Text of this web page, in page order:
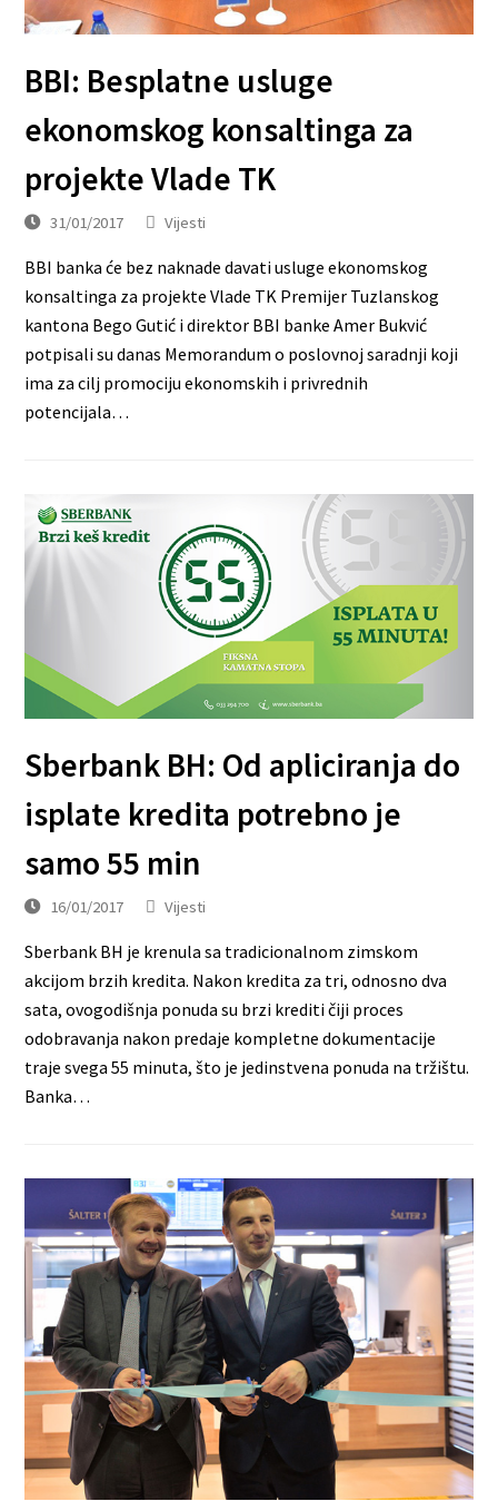
BBI: Besplatne usluge
ekonomskog konsaltinga za
projekte Vlade TK
31/01/2017 Vijesti
BBI banka će bez naknade davati usluge ekonomskog
konsaltinga za projekte Vlade TK Premijer Tuzlanskog
kantona Bego Gutić i direktor BBI banke Amer Bukvić
potpisali su danas Memorandum o poslovnoj saradnji koji
ima za cilj promociju ekonomskih i privrednih
potencijala…
Sberbank BH: Od apliciranja do
isplate kredita potrebno je
samo 55 min
16/01/2017 Vijesti
Sberbank BH je krenula sa tradicionalnom zimskom
akcijom brzih kredita. Nakon kredita za tri, odnosno dva
sata, ovogodišnja ponuda su brzi krediti čiji proces
odobravanja nakon predaje kompletne dokumentacije
traje svega 55 minuta, što je jedinstvena ponuda na tržištu.
Banka…